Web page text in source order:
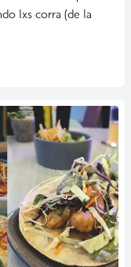
lxs corra (de la